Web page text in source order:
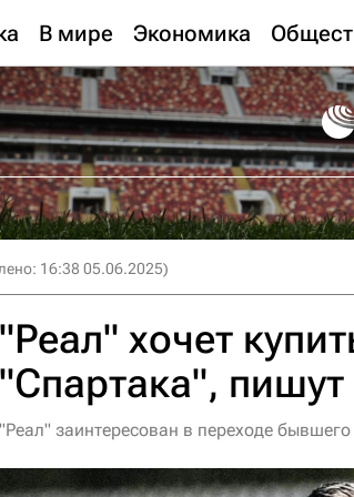
В мире Экономика
16:38 05.06.2025)
"Реал" хочет
"Спартака",
"Реал" заинтересован в переходе